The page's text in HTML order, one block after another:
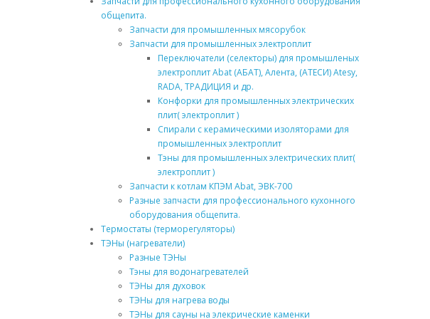
общепита.
Запчасти для промышленных мясорубок
Запчасти для промышленных электроплит
Переключатели (селекторы) для промышленых
электроплит Abat (АБАТ), Алента, (АТЕСИ) Atesy,
RADA, ТРАДИЦИЯ и др.
Конфорки для промышленных электрических
плит( электроплит )
Спирали с керамическими изоляторами для
промышленных электроплит
Тэны для промышленных электрических плит(
электроплит )
Запчасти к котлам КПЭМ Abat, ЭВК-700
Разные запчасти для профессионального кухонного
оборудования общепита.
Термостаты (терморегуляторы)
ТЭНы (нагреватели)
Разные ТЭНы
Тэны для водонагревателей
ТЭНы для духовок
ТЭНы для нагрева воды
ТЭНы для сауны на элекрические каменки